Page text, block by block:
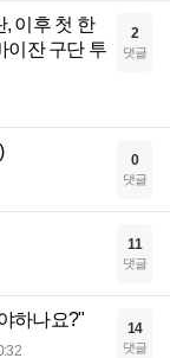
, 이후 첫 한
이잔 구단 투
2
댓글
0
댓글
11
댓글
하나요?" 14
댓글